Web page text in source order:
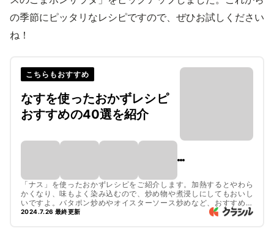
の季節にピッタリなレシピですので、ぜひお試しください
ね！
こちらもおすすめ
なすを使ったおかずレシピ
おすすめの40選を紹介
「ナス」を使ったおかずレシピをご紹介します。加熱するとやわら
かくなり、味もよく染み込むので、炒め物や煮浸しにしてもおいし
いですよ。バタポン炒めやオイスターソース炒めなど、おすすめの
レシピをピックアップしましたので、ぜひチェックしてみてくださ
2024.7.26 最終更新